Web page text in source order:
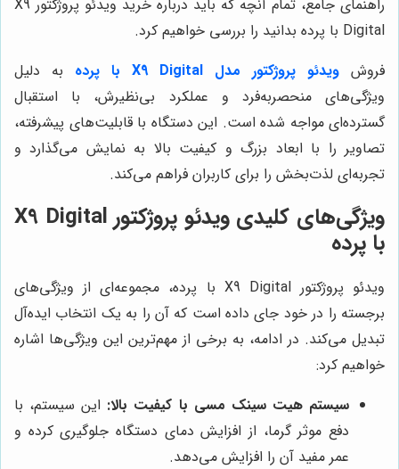
راهنمای جامع، تمام آنچه که باید درباره خرید ویدئو پروژکتور X9
Digital با پرده بدانید را بررسی خواهیم کرد.
فروش ویدئو پروژکتور مدل X9 Digital با پرده
به دلیل
ویژگی‌های منحصربه‌فرد و عملکرد بی‌نظیرش، با استقبال
گسترده‌ای مواجه شده است. این دستگاه با قابلیت‌های پیشرفته،
تصاویر را با ابعاد بزرگ و کیفیت بالا به نمایش می‌گذارد و
تجربه‌ای لذت‌بخش را برای کاربران فراهم می‌کند.
ویژگی‌های کلیدی ویدئو پروژکتور X9 Digital
با پرده
ویدئو پروژکتور X9 Digital با پرده، مجموعه‌ای از ویژگی‌های
برجسته را در خود جای داده است که آن را به یک انتخاب ایده‌آل
تبدیل می‌کند. در ادامه، به برخی از مهم‌ترین این ویژگی‌ها اشاره
خواهیم کرد:
سیستم هیت سینک مسی با کیفیت بالا: این سیستم، با
دفع موثر گرما، از افزایش دمای دستگاه جلوگیری کرده و
عمر مفید آن را افزایش می‌دهد.